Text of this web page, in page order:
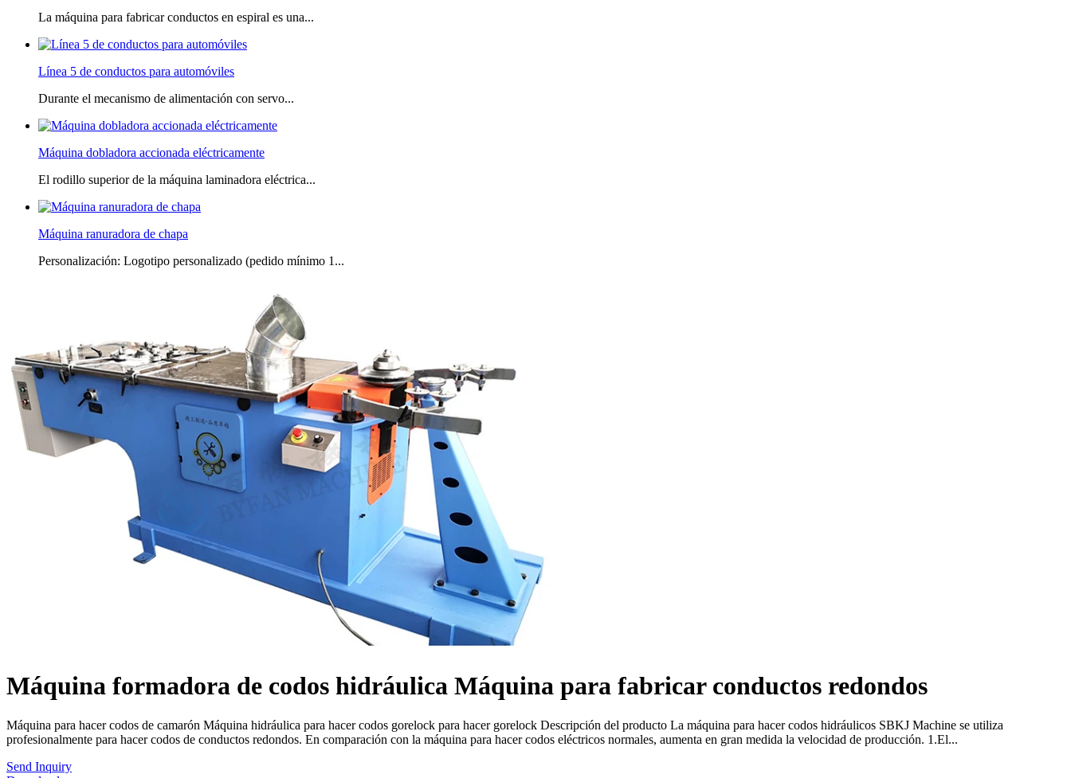
La máquina para fabricar conductos en espiral es una...
Línea 5 de conductos para automóviles
Durante el mecanismo de alimentación con servo...
Máquina dobladora accionada eléctricamente
El rodillo superior de la máquina laminadora eléctrica...
Máquina ranuradora de chapa
Personalización: Logotipo personalizado (pedido mínimo 1...
Máquina formadora de codos hidráulica Máquina para fabricar conductos redondos
Máquina para hacer codos de camarón Máquina hidráulica para hacer codos gorelock para hacer gorelock Descripción del producto La máquina para hacer codos hidráulicos SBKJ Machine se utiliza
profesionalmente para hacer codos de conductos redondos. En comparación con la máquina para hacer codos eléctricos normales, aumenta en gran medida la velocidad de producción. 1.El...
Send Inquiry